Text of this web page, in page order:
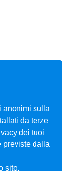
anonimi sulla
da terze
dei tuoi
previste dalla
sito,
Pitture e vernici